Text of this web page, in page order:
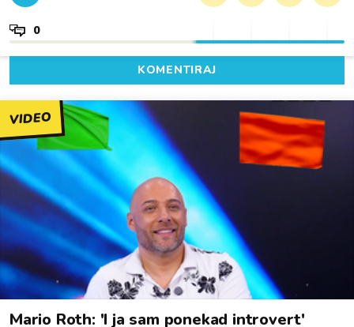
0
KOMENTIRAJ
VIDEO
Mario Roth: 'I ja sam ponekad introvert'